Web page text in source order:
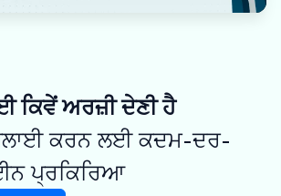
ਕਿਵੇਂ ਅਰਜ਼ੀ ਦੇਣੀ ਹੈ
ਕਰਨ ਲਈ ਕਦਮ-ਦਰ-
ਪ੍ਰਕਿਰਿਆ